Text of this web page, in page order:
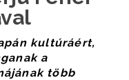
kultúráért,
a
több